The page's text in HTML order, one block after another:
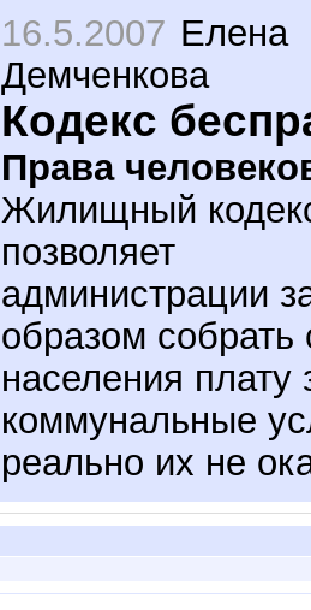
16.5.2007 Елена
Демченкова
Кодекс
Права
Жилищный
позволяет
администрации
образом собрать
населения плату
коммунальные
реально их не